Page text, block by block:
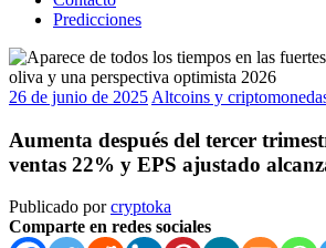
Predicciones
26 de junio de 2025 Altcoins y
Aumenta después del tercer
ventas 22% y EPS ajustado
Publicado porcryptoka
Comparte en redes sociales